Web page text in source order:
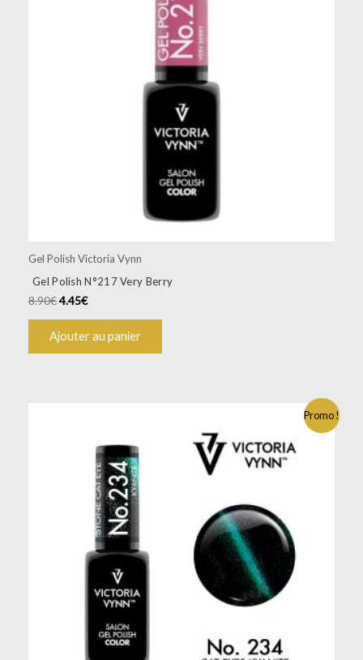
Gel Polish Victoria Vynn
Gel Polish N°217 Very Berry
8.90€4.45€
Ajouter au panier
Promo !